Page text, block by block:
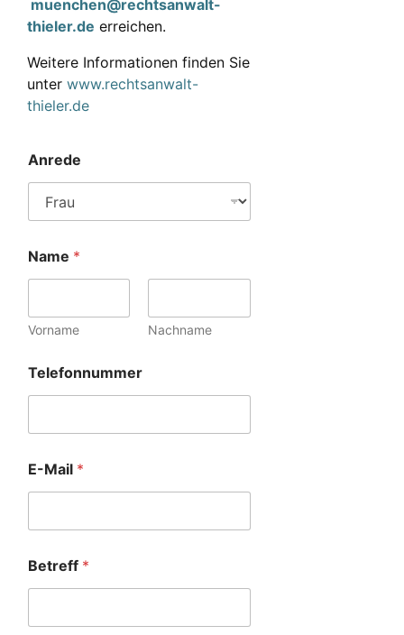
muenchen@rechtsanwalt-
thieler.de erreichen.
Weitere Informationen finden Sie
unter www.rechtsanwalt-
thieler.de
Anrede
Name *
Vorname Nachname
Telefonnummer
E-Mail *
Betreff *